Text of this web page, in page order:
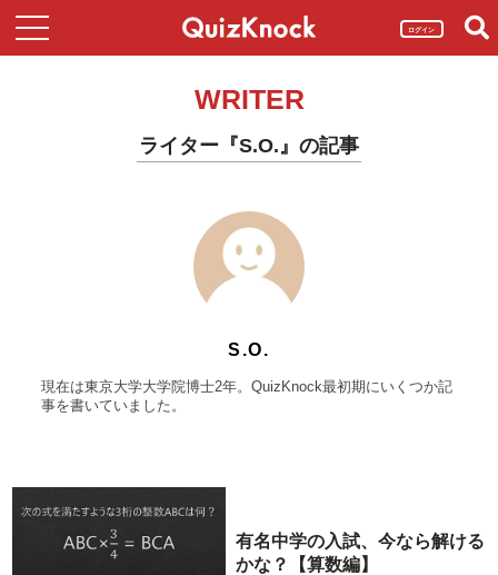
ログイン
WRITER
ライター『S.O.』の記事
S.O.
現在は東京大学大学院博士2年。QuizKnock最初期にいくつか記
事を書いていました。
有名中学の入試、今なら解ける
かな？【算数編】